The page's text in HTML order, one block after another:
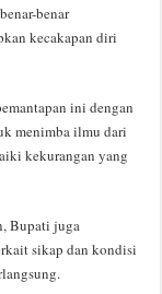
benar
kecakapan diri
ini dengan
menimba ilmu dari
kekurangan yang
Bupati juga
sikap dan kondisi